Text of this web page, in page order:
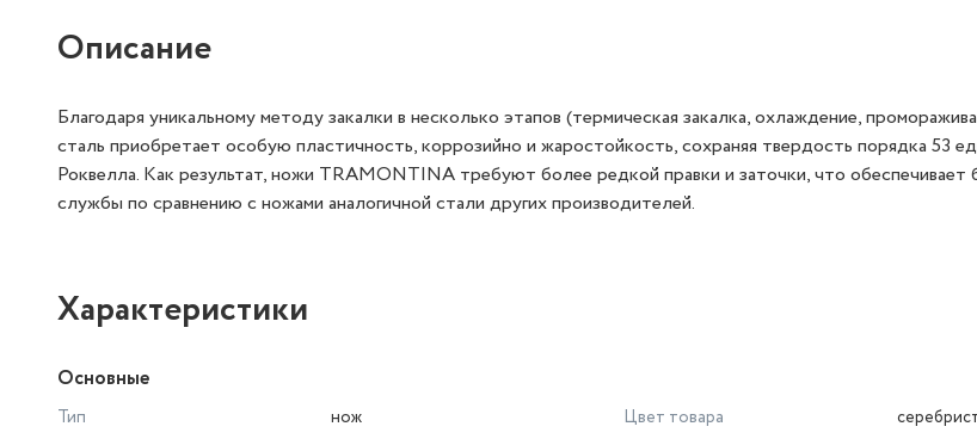
Описание
Благодаря уникальному методу закалки в несколько этапов (термическая закалка, охлаждение,
сталь приобретает особую пластичность, коррозийно и жаростойкость, сохраняя твердость порядка 53
Роквелла. Как результат, ножи TRAMONTINA требуют более редкой правки и заточки, что обеспечивает
службы по сравнению с ножами аналогичной стали других производителей.
Характеристики
Основные
Тип
нож
Цвет товара